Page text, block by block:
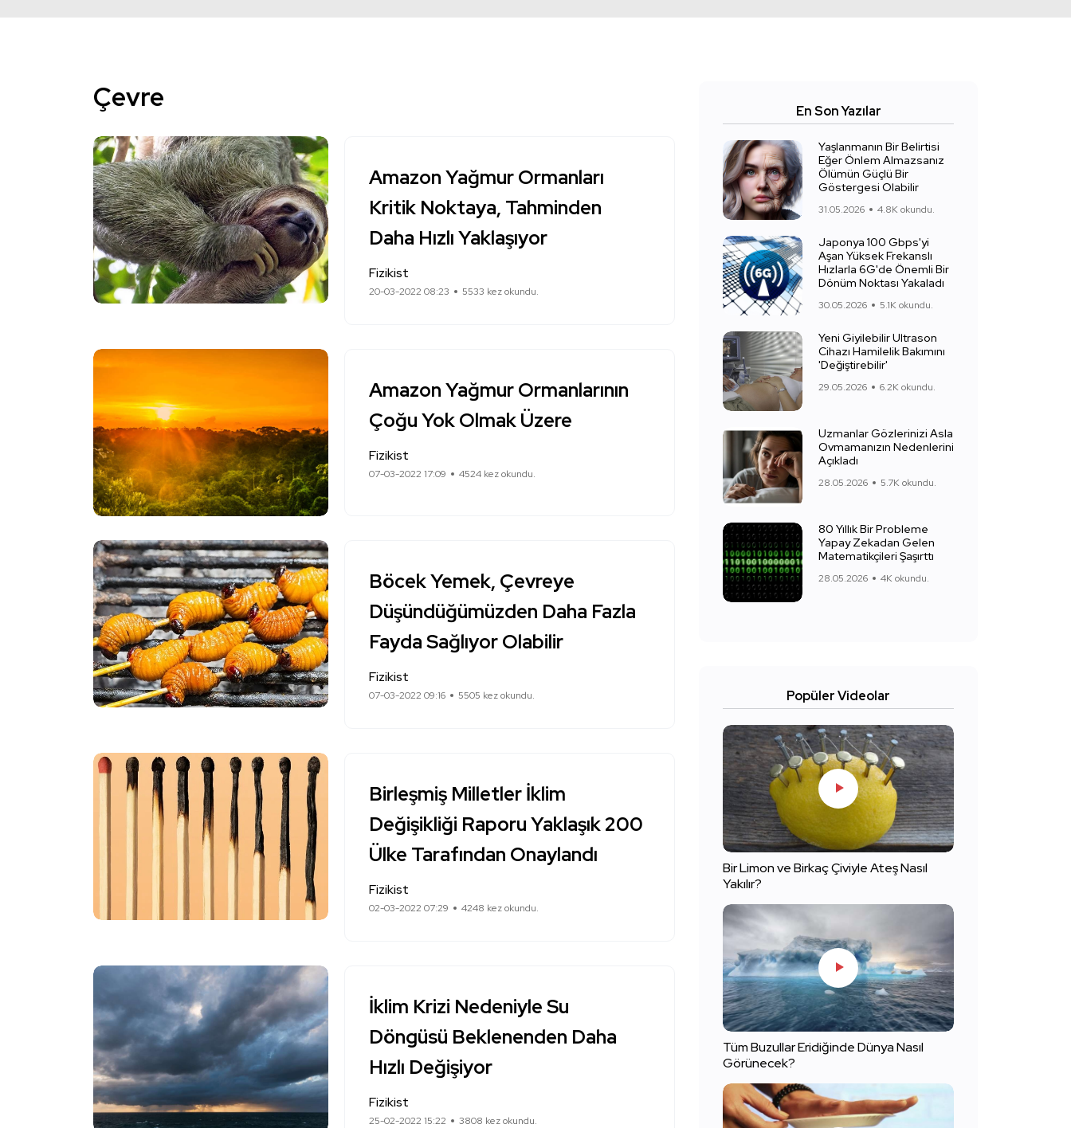
Çevre
Amazon Yağmur Ormanları
Kritik Noktaya, Tahminden
Daha Hızlı Yaklaşıyor
Fizikist
20-03-2022 08:23 5533 kez okundu.
Amazon Yağmur Ormanlarının
Çoğu Yok Olmak Üzere
Fizikist
07-03-2022 17:09 4524 kez okundu.
Böcek Yemek, Çevreye
Düşündüğümüzden Daha Fazla
Fayda Sağlıyor Olabilir
Fizikist
07-03-2022 09:16 5505 kez okundu.
Birleşmiş Milletler İklim
Değişikliği Raporu Yaklaşık 200
Ülke Tarafından Onaylandı
Fizikist
02-03-2022 07:29 4248 kez okundu.
İklim Krizi Nedeniyle Su
Döngüsü Beklenenden Daha
Hızlı Değişiyor
Fizikist
25-02-2022 15:22 3808 kez okundu.
En Son Yazılar
Yaşlanmanın Bir Belirtisi
Eğer Önlem Almazsanız
Ölümün Güçlü Bir
Göstergesi Olabilir
31.05.2026 4.8K okundu.
Japonya 100 Gbps'yi
Aşan Yüksek Frekanslı
Hızlarla 6G'de Önemli Bir
Dönüm Noktası Yakaladı
30.05.2026 5.1K okundu.
Yeni Giyilebilir Ultrason
Cihazı Hamilelik Bakımını
'Değiştirebilir'
29.05.2026 6.2K okundu.
Uzmanlar Gözlerinizi Asla
Ovmamanızın Nedenlerini
Açıkladı
28.05.2026 5.7K okundu.
80 Yıllık Bir Probleme
Yapay Zekadan Gelen
Matematikçileri Şaşırttı
28.05.2026 4K okundu.
Popüler Videolar
Bir Limon ve Birkaç Çiviyle Ateş Nasıl
Yakılır?
Tüm Buzullar Eridiğinde Dünya Nasıl
Görünecek?